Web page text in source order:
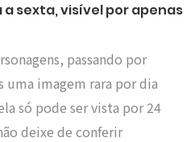
sexta, visível por apenas
passando por
uma imagem rara por dia
só pode ser vista por 24
deixe de conferir